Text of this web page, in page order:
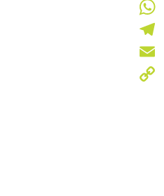
LinkedIn
WhatsApp
Telegram
Email